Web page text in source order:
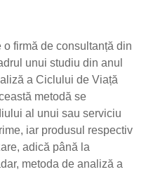
firmă de consultanță din
unui studiu din anul
a Ciclului de Viață
metodă se
al unui sau serviciu
iar produsul respectiv
adică până la
metoda de analiză a